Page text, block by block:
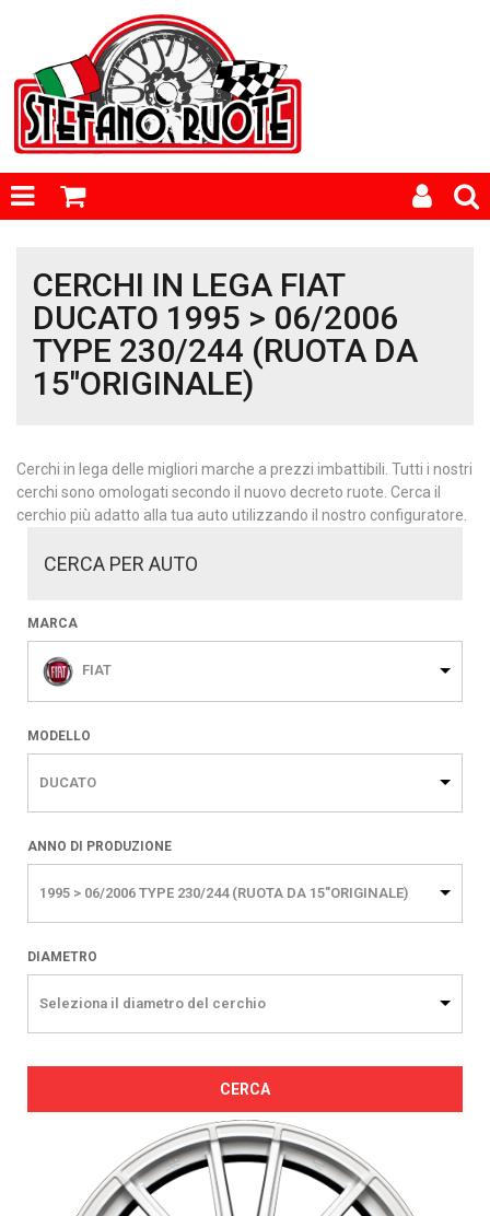
CERCHI IN LEGA FIAT
DUCATO 1995 > 06/2006
TYPE 230/244 (RUOTA DA
15"ORIGINALE)
Cerchi in lega delle migliori marche a prezzi imbattibili. Tutti i nostri
cerchi sono omologati secondo il nuovo decreto ruote. Cerca il
cerchio più adatto alla tua auto utilizzando il nostro configuratore.
CERCA PER AUTO
MARCA
FIAT
MODELLO
DUCATO
ANNO DI PRODUZIONE
1995 > 06/2006 TYPE 230/244 (RUOTA DA 15"ORIGINALE)
DIAMETRO
Seleziona il diametro del cerchio
CERCA